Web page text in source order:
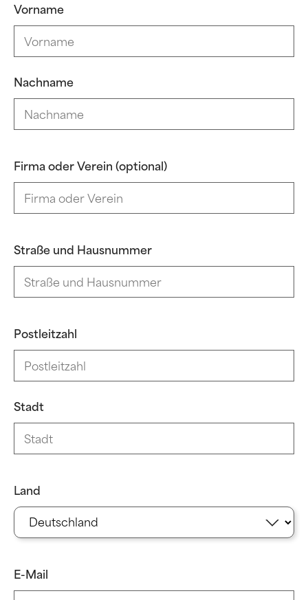
Vorname
Nachname
Firma oder Verein (optional)
Straße und Hausnummer
Postleitzahl
Stadt
Land
E-Mail